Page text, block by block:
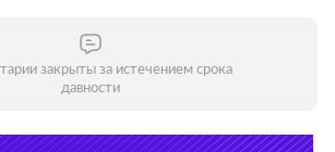
закрыты за истечением срока
давности